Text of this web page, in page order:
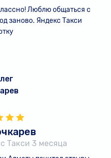
Люблю общаться с
заново. Яндекс Такси
Такси 3 месяца